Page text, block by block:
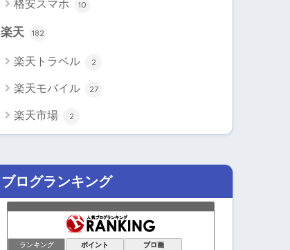
格安スマホ 10
楽天 182
楽天トラベル 2
楽天モバイル 27
楽天市場 2
ブログランキング
ランキング ポイント ブロ画